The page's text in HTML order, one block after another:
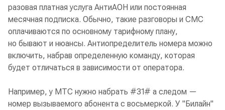
разовая платная услуга АнтиАОН или постоянная
месячная подписка. Обычно, такие разговоры и СМС
оплачиваются по основному тарифному плану,
но бывают и нюансы. Антиопределитель номера можно
включить, набрав определенную команду, которая
будет отличаться в зависимости от оператора.
Например, у МТС нужно набрать #31# а следом —
номер вызываемого абонента с восьмеркой. У "Билайн"